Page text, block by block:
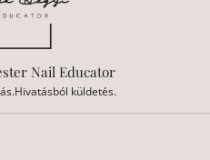
Nail Educator
küldetés.